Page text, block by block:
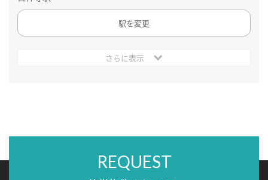
駅を変更
さらに表示
REQUEST